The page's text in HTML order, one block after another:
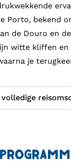
Porto, bekend
de Douro en
witte kliffen en
je
volledige